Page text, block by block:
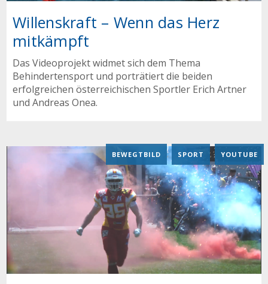
Willenskraft – Wenn das Herz
mitkämpft
Das Videoprojekt widmet sich dem Thema
Behindertensport und porträtiert die beiden
erfolgreichen österreichischen Sportler Erich Artner
und Andreas Onea.
BEWEGTBILD , SPORT , YOUTUBE